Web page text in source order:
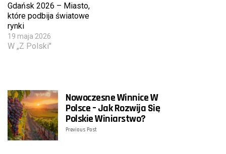
Gdańsk 2026 – Miasto,
które podbija światowe
rynki
19 maja 2026
W „Z Polski"
Nowoczesne Winnice W
Polsce – Jak Rozwija Się
Polskie Winiarstwo?
Previous Post